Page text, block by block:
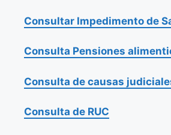
Consultar Impedimento de
Consulta Pensiones
Consulta de causas
Consulta de RUC